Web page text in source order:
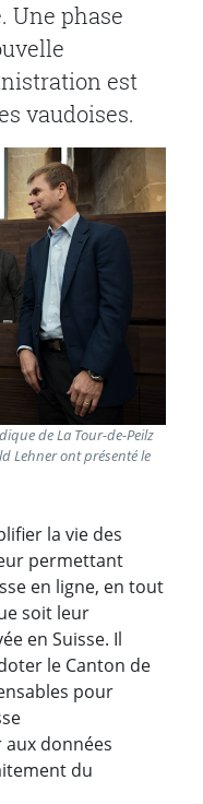
Une phase
est
vaudoises.
de La Tour-de-Peilz
Lehner ont présenté le
la vie des
permettant
en ligne, en tout
soit leur
en Suisse. Il
le Canton de
pour
aux données
du